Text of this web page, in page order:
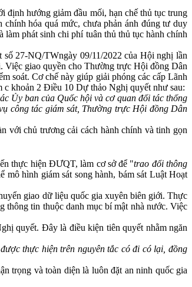
định hướng giảm đầu mối, hạn chế thủ tục trung
hóa quá mức, chưa phản ánh đúng tư duy
phát sinh chi phí tuân thủ thủ tục hành chính
27-NQ/TWngày 09/11/2022 của Hội nghị lần
Việc giao quyền cho Thường trực Hội đồng Dân
soát. Cơ chế này giúp giải phóng các cấp Lãnh
c khoản 2 Điều 10 Dự thảo Nghị quyết như sau:
Ủy ban của Quốc hội và cơ quan đối tác thống
công tác giám sát, Thường trực Hội đồng Dân
với chủ trương cải cách hành chính và tinh gọn
thực hiện ĐƯQT, làm cơ sở để "trao đổi thông
hình giám sát song hành, bám sát Luật Hoạt
giao dữ liệu quốc gia xuyên biên giới. Thực
thông tin thuộc danh mục bí mật nhà nước. Việc
quyết. Đây là điều kiện tiên quyết nhằm ngăn
thực hiện trên nguyên tắc có đi có lại, đồng
trọng và toàn diện là luôn đặt an ninh quốc gia